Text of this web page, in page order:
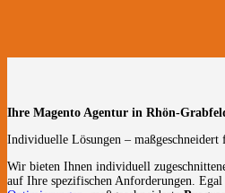
Ihre Magento Agentur in Rhön-
Individuelle Lösungen – maßgeschneidert
Wir bieten Ihnen individuell
auf Ihre spezifischen Anforderungen. Egal